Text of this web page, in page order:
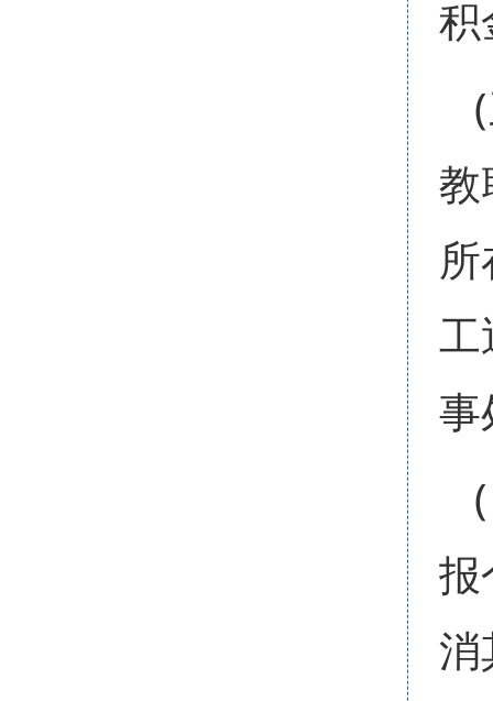
积
教
工
事
报